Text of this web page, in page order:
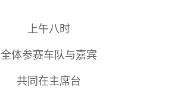
上午八时
全体参赛车队与嘉宾
共同在主席台